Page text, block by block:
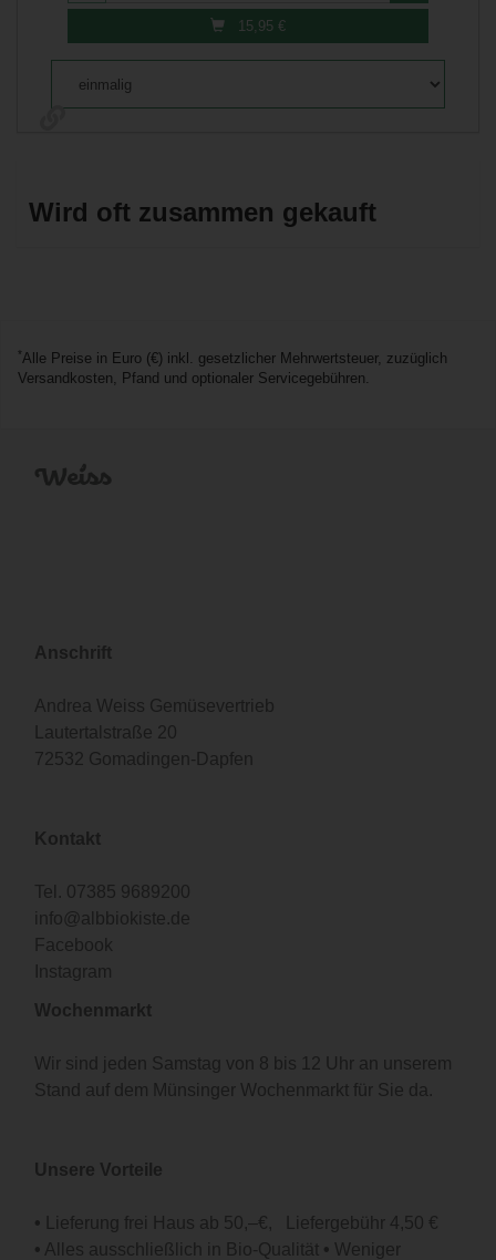
15,95 €
*Alle Preise in Euro (€) inkl. gesetzlicher Mehrwertsteuer, zuzüglich
Versandkosten, Pfand und optionaler Servicegebühren.
Anschrift
Andrea Weiss Gemüsevertrieb
Lautertalstraße 20
72532 Gomadingen-Dapfen
Kontakt
Tel. 07385 9689200
info@albbiokiste.de
Facebook
Instagram
Wochenmarkt
Wir sind jeden Samstag von 8 bis 12 Uhr an unserem
Stand auf dem Münsinger Wochenmarkt für Sie da.
Unsere Vorteile
• Lieferung frei Haus ab 50,–€, Liefergebühr 4,50 €
• Alles ausschließlich in Bio-Qualität • Weniger